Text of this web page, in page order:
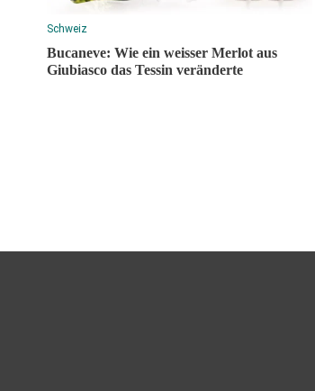
Schweiz
Bucaneve: Wie ein weisser Merlot aus
Giubiasco das Tessin veränderte